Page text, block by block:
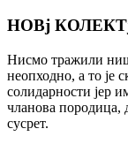
НОВj
Нисмо тражили
неопходно, а то jе
солидарности jер
чланова породица,
сусрет.